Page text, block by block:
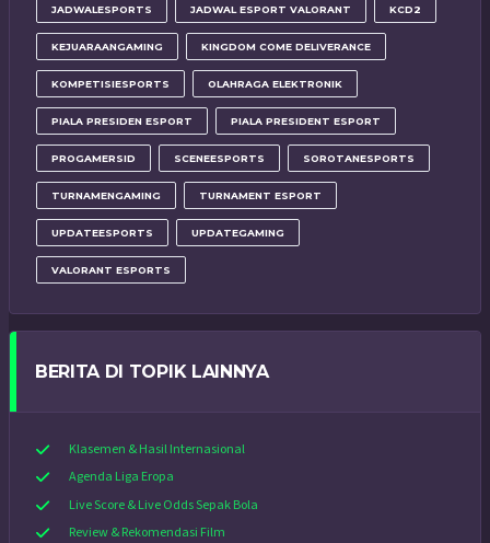
JADWALESPORTS JADWAL ESPORT VALORANT KCD2
KEJUARAANGAMING KINGDOM COME DELIVERANCE
KOMPETISIESPORTS OLAHRAGA ELEKTRONIK
PIALA PRESIDEN ESPORT PIALA PRESIDENT ESPORT
PROGAMERSID SCENEESPORTS SOROTANESPORTS
TURNAMENGAMING TURNAMENT ESPORT
UPDATEESPORTS UPDATEGAMING
VALORANT ESPORTS
BERITA DI TOPIK LAINNYA
Klasemen & Hasil Internasional
Agenda Liga Eropa
Live Score & Live Odds Sepak Bola
Review & Rekomendasi Film